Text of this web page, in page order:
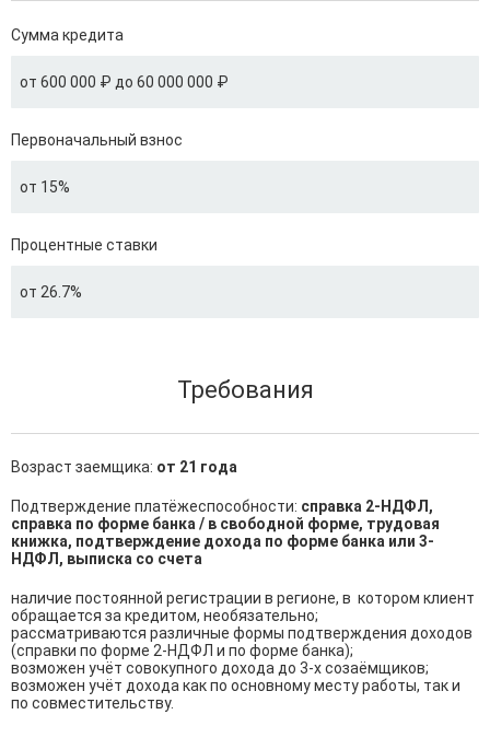
Сумма кредита
от 600 000 ₽ до 60 000 000 ₽
Первоначальный взнос
от 15%
Процентные ставки
от 26.7%
Требования
Возраст заемщика: от 21 года
Подтверждение платёжеспособности: справка 2-НДФЛ,
справка по форме банка / в свободной форме, трудовая
книжка, подтверждение дохода по форме банка или 3-
НДФЛ, выписка со счета
наличие постоянной регистрации в регионе, в  котором клиент
обращается за кредитом, необязательно;
рассматриваются различные формы подтверждения доходов
(справки по форме 2-НДФЛ и по форме банка);
возможен учёт совокупного дохода до 3-х созаёмщиков;
возможен учёт дохода как по основному месту работы, так и
по совместительству.